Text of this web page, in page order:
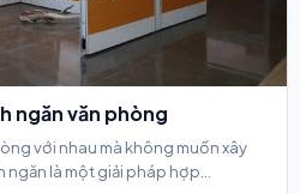
ngăn văn phòng
với nhau mà không muốn xây
là một giải pháp hợp...